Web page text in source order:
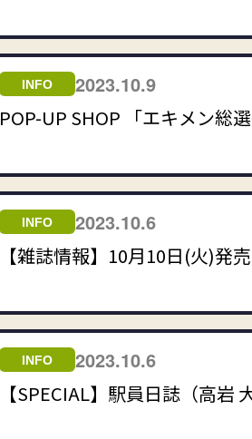
INFO
2023.10.9
POP-UP SHOP 「エキメン総
INFO
2023.10.6
【雑誌情報】10月10日(火)発
INFO
2023.10.6
【SPECIAL】駅員日誌（高岩